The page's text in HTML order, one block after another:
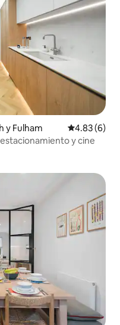
y Fulham Calificación
4.83 (6)
y cine